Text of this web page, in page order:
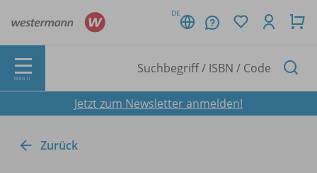
DE
MENÜ
Jetzt zum Newsletter anmelden!
Zurück